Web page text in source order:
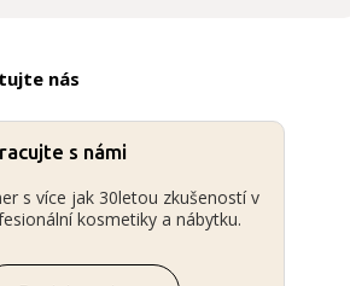
nás
s námi
s více jak 30letou zkušeností v
kosmetiky a nábytku.